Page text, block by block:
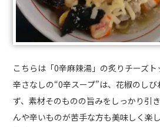
こちらは「0辛麻辣湯」の炙りチーズト
辛さなしの“0辛スープ”は、花椒のし
ず、素材そのものの旨みをしっかり引
んや辛いものが苦手な方も美味しく楽